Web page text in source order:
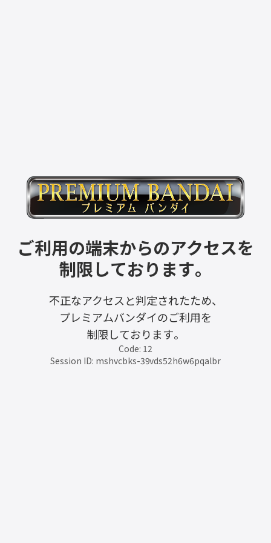
ご利用の端末からのアクセスを
制限しております。
不正なアクセスと判定されたため、
プレミアムバンダイのご利用を
制限しております。
Code: 12
Session ID: mshvcbks-39vds52h6w6pqalbr